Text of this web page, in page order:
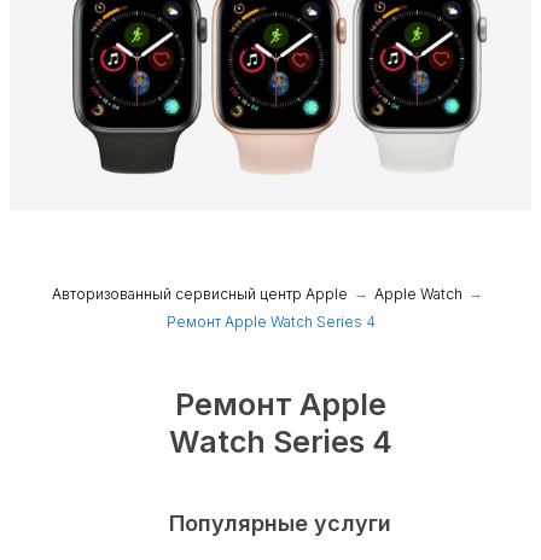
Авторизованный сервисный центр Apple → Apple Watch →
Ремонт Apple Watch Series 4
Ремонт Apple
Watch Series 4
Популярные услуги